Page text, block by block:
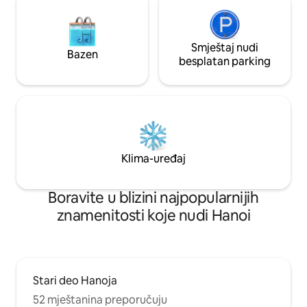
Bazen
Smještaj nudi
besplatan parking
Klima-uređaj
Boravite u blizini najpopularnijih
znamenitosti koje nudi Hanoi
Stari deo Hanoja
52 mještanina preporučuju